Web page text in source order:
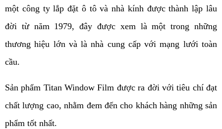
một công ty lắp đặt ô tô và nhà kính được thành lập lâu
đời từ năm 1979, đây được xem là một trong những
thương hiệu lớn và là nhà cung cấp với mạng lưới toàn
cầu.
Sản phẩm Titan Window Film được ra đời với tiêu chí đạt
chất lượng cao, nhằm đem đến cho khách hàng những sản
phẩm tốt nhất.